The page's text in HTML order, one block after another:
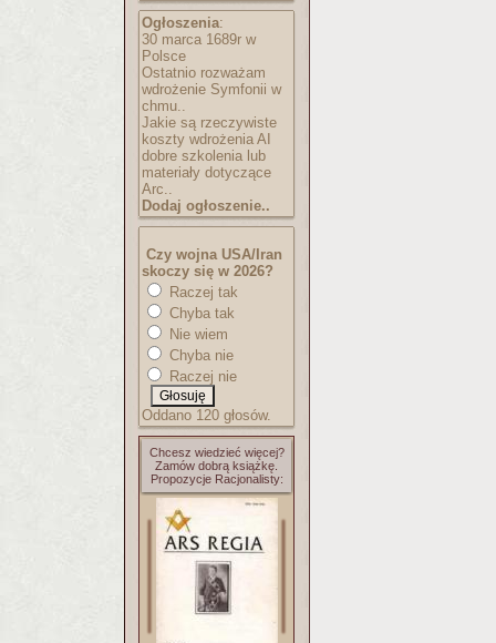
Ogłoszenia:
30 marca 1689r w
Polsce
Ostatnio rozważam
wdrożenie Symfonii w
chmu..
Jakie są rzeczywiste
koszty wdrożenia AI
dobre szkolenia lub
materiały dotyczące
Arc..
Dodaj ogłoszenie..
Czy wojna USA/Iran
skoczy się w 2026?
Raczej tak
Chyba tak
Nie wiem
Chyba nie
Raczej nie
Oddano 120 głosów.
Chcesz wiedzieć więcej?
Zamów dobrą książkę.
Propozycje Racjonalisty: